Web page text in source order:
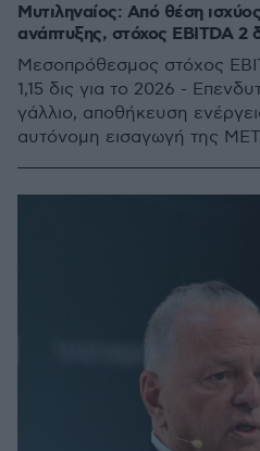
Μυτιληναίος: Από θέση
ανάπτυξης, στόχος EBITDA 2
Μεσοπρόθεσμος στόχος
1,15 δις για το 2026 -
γάλλιο, αποθήκευση
αυτόνομη εισαγωγή της